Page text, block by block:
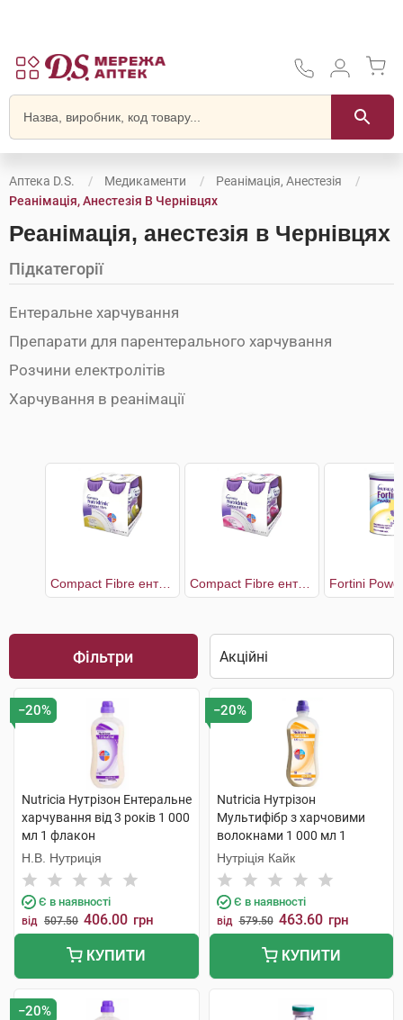
Аптека D.S. Медикаменти
Реанімація, Анестезія
Реанімація, Анестезія В Чернівцях
Реанімація, анестезія в Чернівцях
Підкатегорії
Ентеральне харчування
Препарати для парентерального харчування
Розчини електролітів
Харчування в реанімації
Compact Fibre ентеральне харчування зі смаком ванілі Compact Fibre ентеральне харчування зі смаком полуниці
Фільтри
−20%
Nutricia Нутрізон Ентеральне
харчування від 3 років 1 000
мл 1 флакон
Н.В. Нутриція
Є в наявності
від 507.50 406.00 грн
КУПИТИ
−20%
Nutricia Нутрізон
Мультифібр з харчовими
волокнами 1 000 мл 1
флакон
Нутріція Кайк
Є в наявності
від 579.50 463.60 грн
КУПИТИ
−20%